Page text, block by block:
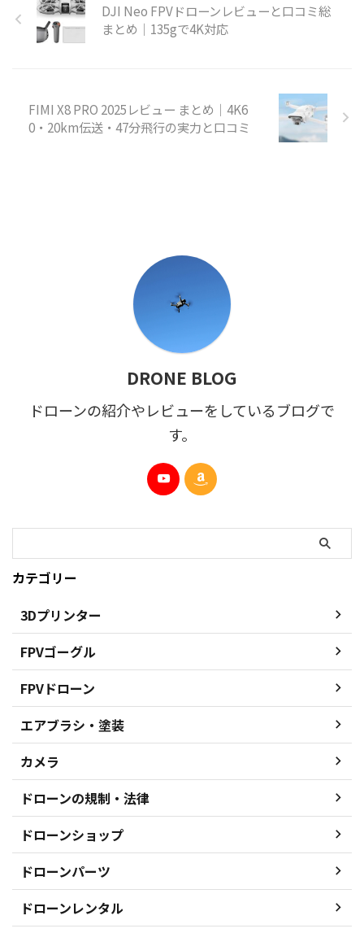
DJI Neo FPVドローンレビューと口コミ総
まとめ｜135gで4K対応
FIMI X8 PRO 2025レビュー まとめ｜4K6
0・20km伝送・47分飛行の実力と口コミ
DRONE BLOG
ドローンの紹介やレビューをしているブログで
す。
カテゴリー
3Dプリンター
FPVゴーグル
FPVドローン
エアブラシ・塗装
カメラ
ドローンの規制・法律
ドローンショップ
ドローンパーツ
ドローンレンタル